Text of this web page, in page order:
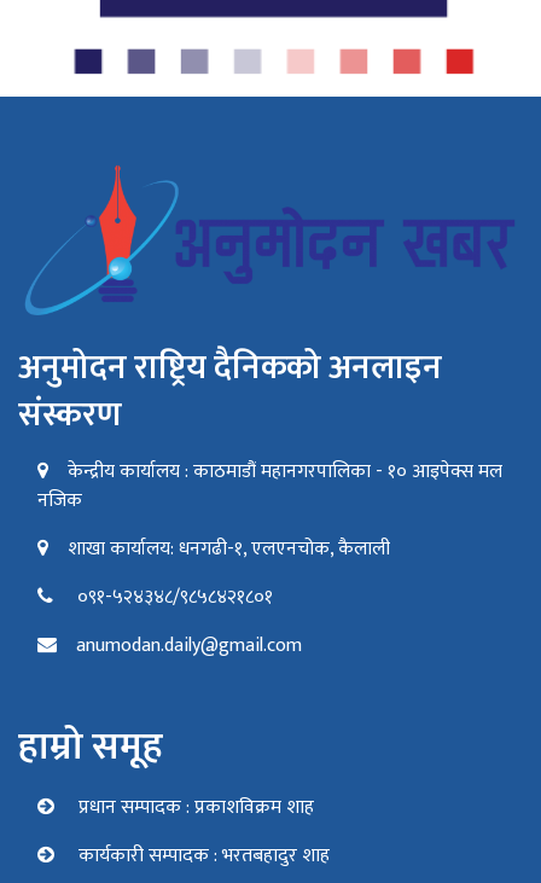
अनुमोदन राष्ट्रिय दैनिकको अनलाइन
संस्करण
केन्द्रीय कार्यालय : काठमाडौं महानगरपालिका - १० आइपेक्स मल
नजिक
शाखा कार्यालय: धनगढी-१, एलएनचोक, कैलाली
०९१-५२४३४८/९८५८४२१८०१
anumodan.daily@gmail.com
हाम्रो समूह
प्रधान सम्पादक : प्रकाशविक्रम शाह
कार्यकारी सम्पादक : भरतबहादुर शाह